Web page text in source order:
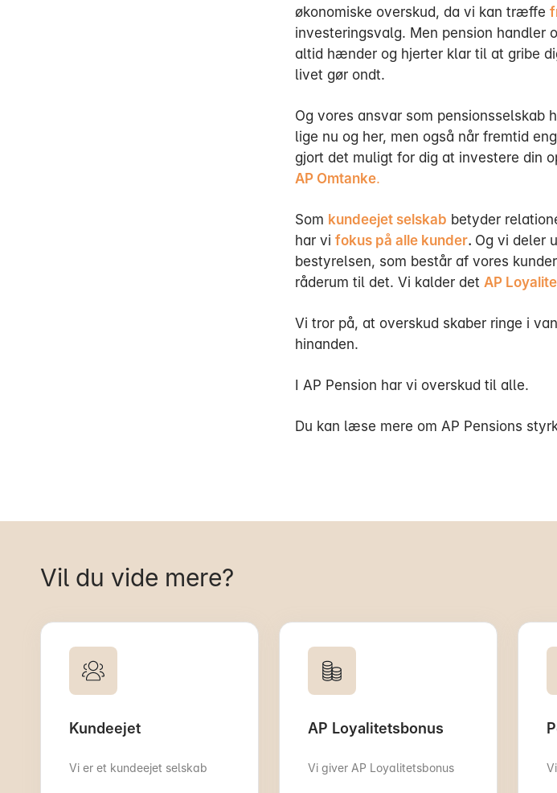
økonomiske overskud, da vi kan træffe
investeringsvalg. Men pension handler
altid hænder og hjerter klar til at gribe
livet gør ondt.
Og vores ansvar som pensionsselskab
lige nu og her, men også når fremtid
gjort det muligt for dig at investere din
AP Omtanke.
Som kundeejet selskab betyder
har vifokus på alle kunder. Og vi deler
bestyrelsen, som består af vores
råderum til det. Vi kalder detAP
Vi tror på, at overskud skaber ringe i
hinanden.
I AP Pension har vi overskud til alle.
Du kan læse mere om AP Pensions
Vil du vide mere?
Kundeejet
Vi er et kundeejet selskab
AP Loyalitetsbonus
Vi giver AP Loyalitetsbonus